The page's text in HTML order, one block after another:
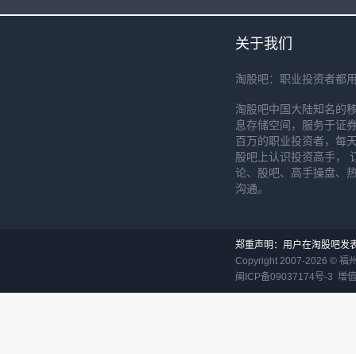
关于我们
淘股吧：职业投资者都
淘股吧中国大陆知名的
息存储空间，服务于证
百万的职业投资者，每
股吧上认识投资高手，
论、股吧、高手操盘、
沟通。
郑重声明：用户在淘股吧发
Copyright 2007-2026 © 福
闽ICP备09037174号-3 增